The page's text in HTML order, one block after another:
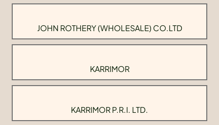
JOHN ROTHERY (WHOLESALE) CO.LTD
KARRIMOR
KARRIMOR P.R.I. LTD.